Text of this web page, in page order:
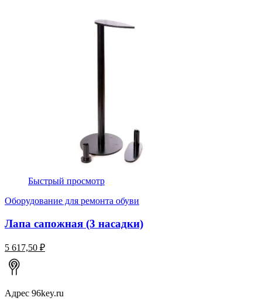
Быстрый просмотр
Оборудование для ремонта обуви
Лапа сапожная (3 насадки)
5 617,50 ₽
Адрес 96key.ru